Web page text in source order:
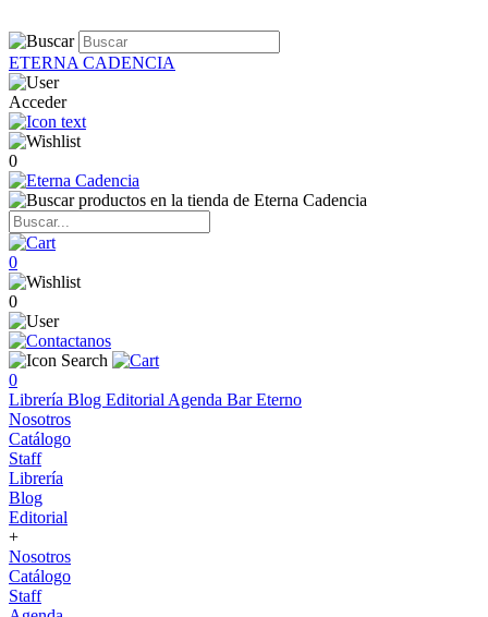
ETERNA CADENCIA
Acceder
0
0
0
0
Librería Blog Editorial Agenda Bar Eterno
Nosotros
Catálogo
Staff
Librería
Blog
Editorial
+
Nosotros
Catálogo
Staff